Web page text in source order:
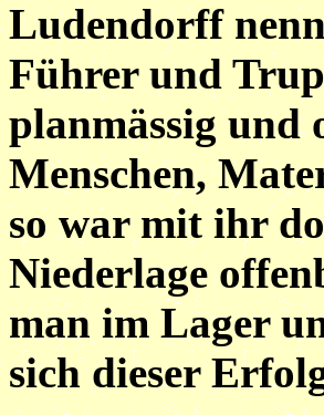
Ludendorff
Führer und
planmässig und
Menschen,
so war mit ihr
Niederlage
man im Lager
sich dieser